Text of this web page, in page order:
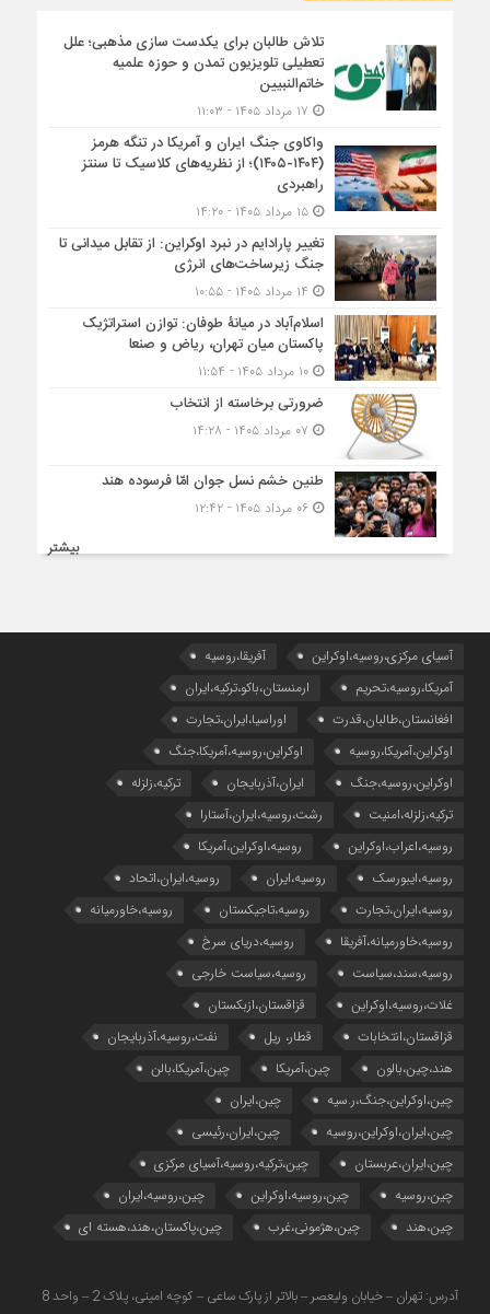
تلاش طالبان برای یکدست سازی مذهبی؛ علل
تعطیلی تلویزیون تمدن و حوزه علمیه
خاتم‌النبیین
واکاوی جنگ ایران و آمریکا در تنگه هرمز
(۱۴۰۴-۱۴۰۵)؛ از نظریه‌های کلاسیک تا سنتز
راهبردی
۱۵ مرداد ۱۴۰۵ - ۱۴:۲۰
تغییر پارادایم در نبرد اوکراین: از تقابل میدانی تا
جنگ زیرساخت‌های انرژی
اسلام‌آباد در میانۀ طوفان: توازن استراتژیک
پاکستان میان تهران، ریاض و صنعا
۱۰ مرداد ۱۴۰۵ - ۱۱:۵۴
ضرورتی برخاسته از انتخاب
طنین خشم نسل جوان امّا فرسوده هند
۰۶ مرداد ۱۴۰۵ - ۱۲:۴۲
بیشتر
آسیای مرکزی،روسیه،اوکراین
آفریقا،روسیه
آمریکا،روسیه،تحریم
ارمنستان،باکو،ترکیه،ایران
افغانستان،طالبان،قدرت
اوراسیا،ایران،تجارت
اوکراین،آمریکا،روسیه
اوکراین،روسیه،آمریکا،جنگ
اوکراین،روسیه،جنگ
ایران،آذربایجان
ترکیه،زلزله
ترکیه،زلزله،امنیت
رشت،روسیه،ایران،آستارا
روسیه،اعراب،اوکراین
روسیه،اوکراین،آمریکا
روسیه،ایبورسک
روسیه،ایران
روسیه،ایران،اتحاد
روسیه،ایران،تجارت
روسیه،تاجیکستان
روسیه،خاورمیانه
روسیه،خاورمیانه،آفریقا
روسیه،دریای سرخ
روسیه،سند،سیاست
روسیه،سیاست خارجی
غلات،روسیه،اوکراین
قزاقستان،ازبکستان
قزاقستان،انتخابات
قطار، ریل
نفت،روسیه،آذربایجان
هند،چین،بالون
چین،آمریکا
چین،آمریکا،بالن
چین،اوکراین،جنگ،ر.سیه
چین،ایران
چین،ایران،اوکراین،روسیه
چین،ایران،رئیسی
چین،ایران،عربستان
چین،ترکیه،روسیه،آسیای مرکزی
چین،روسیه
چین،روسیه،اوکراین
چین،روسیه،ایران
چین،هند
چین،هژمونی،غرب چین،پاکستان،هند،هسته ای